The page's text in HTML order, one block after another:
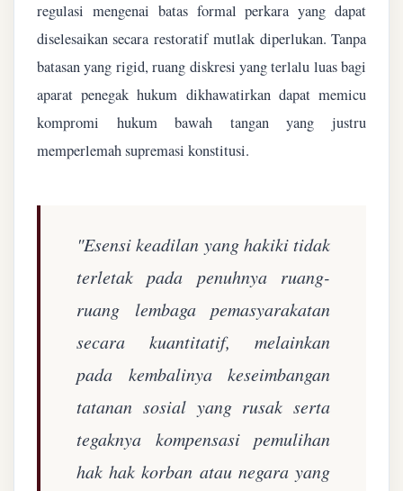
regulasi mengenai batas formal perkara yang dapat
diselesaikan secara restoratif mutlak diperlukan. Tanpa
batasan yang rigid, ruang diskresi yang terlalu luas bagi
aparat penegak hukum dikhawatirkan dapat memicu
kompromi hukum bawah tangan yang justru
memperlemah supremasi konstitusi.
"Esensi keadilan yang hakiki tidak
terletak pada penuhnya ruang-
ruang lembaga pemasyarakatan
secara kuantitatif, melainkan
pada kembalinya keseimbangan
tatanan sosial yang rusak serta
tegaknya kompensasi pemulihan
hak hak korban atau negara yang